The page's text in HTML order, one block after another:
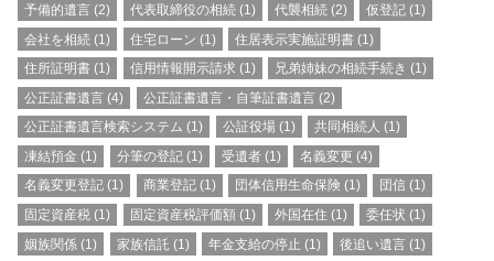
予備的遺言 (2) 代表取締役の相続(1) 代襲相続(2) 仮登記 (1)
会社を相続 (1) 住宅ローン (1) 住居表示実施証明書(1)
住所証明書 (1) 信用情報開示請求 (1) 兄弟姉妹の相続手続き (1)
公正証書遺言 (4) 公正証書遺言・自筆証書遺言(2)
公正証書遺言検索システム (1) 公証役場(1) 共同相続人 (1)
凍結預金 (1) 分筆の登記(1) 受遺者(1) 名義変更 (4)
名義変更登記 (1) 商業登記(1) 団体信用生命保険 (1) 団信 (1)
固定資産税 (1) 固定資産税評価額(1) 外国在住 (1) 委任状 (1)
姻族関係 (1) 家族信託 (1) 年金支給の停止 (1) 後追い遺言 (1)